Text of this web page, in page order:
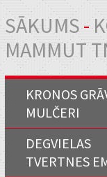
Jūs atrodaties šeit
SĀKUMS-
MAMMUT
KRONOS
MULČERI
DEGVIELAS
TVERTNES